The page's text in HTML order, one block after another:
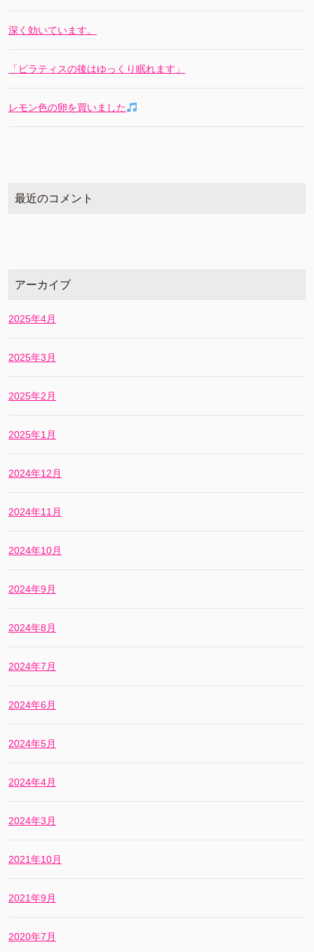
深く効いています。
「ピラティスの後はゆっくり眠れます」
レモン色の卵を買いました
最近のコメント
アーカイブ
2025年4月
2025年3月
2025年2月
2025年1月
2024年12月
2024年11月
2024年10月
2024年9月
2024年8月
2024年7月
2024年6月
2024年5月
2024年4月
2024年3月
2021年10月
2021年9月
2020年7月